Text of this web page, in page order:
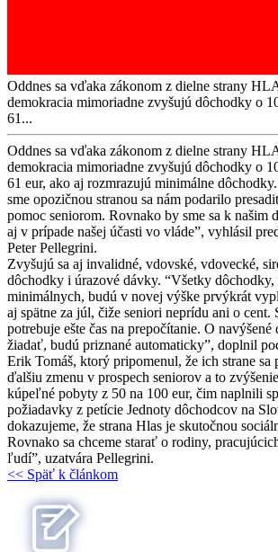
Oddnes sa vďaka zákonom z dielne strany
demokracia mimoriadne zvyšujú dôchodky o
61...
Oddnes sa vďaka zákonom z dielne strany
demokracia mimoriadne zvyšujú dôchodky o
61 eur, ako aj rozmrazujú minimálne
sme opozičnou stranou sa nám podarilo
pomoc seniorom. Rovnako by sme sa k našim
aj v prípade našej účasti vo vláde”, vyhlásil
Peter Pellegrini.
Zvyšujú sa aj invalidné, vdovské, vdovecké,
dôchodky i úrazové dávky. “Všetky dôchodky,
minimálnych, budú v novej výške prvýkrát
aj spätne za júl, čiže seniori neprídu ani o cent.
potrebuje ešte čas na prepočítanie. O navýšené
žiadať, budú priznané automaticky”, doplnil
Erik Tomáš, ktorý pripomenul, že ich strane sa
ďalšiu zmenu v prospech seniorov a to
kúpeľné pobyty z 50 na 100 eur, čim naplnili
požiadavky z petície Jednoty dôchodcov na
dokazujeme, že strana Hlas je skutočnou
Rovnako sa chceme starať o rodiny,
ľudí”, uzatvára Pellegrini.
<< Späť k článkom
Patrícia Medveď Macíková